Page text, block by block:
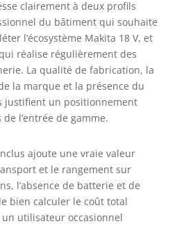
clairement à deux profils
du bâtiment qui souhaite
l’écosystème Makita 18 V, et
réalise régulièrement des
La qualité de fabrication, la
la marque et la présence du
justifient un positionnement
l’entrée de gamme.
ajoute une vraie valeur
et le rangement sur
l’absence de batterie et de
bien calculer le coût total
un utilisateur occasionnel